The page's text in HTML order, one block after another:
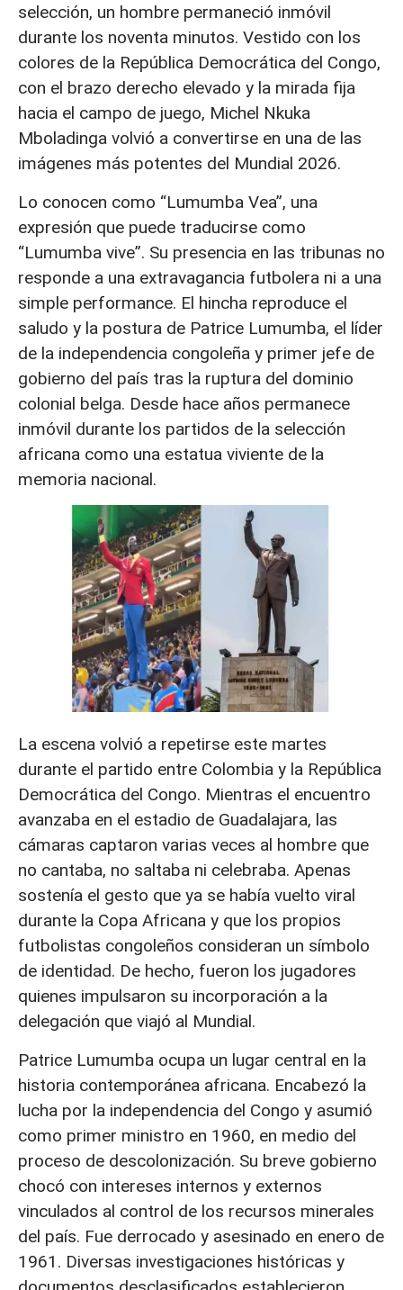
selección, un hombre permaneció inmóvil
durante los noventa minutos. Vestido con los
colores de la República Democrática del Congo,
con el brazo derecho elevado y la mirada fija
hacia el campo de juego, Michel Nkuka
Mboladinga volvió a convertirse en una de las
imágenes más potentes del Mundial 2026.
Lo conocen como “Lumumba Vea”, una
expresión que puede traducirse como
“Lumumba vive”. Su presencia en las tribunas no
responde a una extravagancia futbolera ni a una
simple performance. El hincha reproduce el
saludo y la postura de Patrice Lumumba, el líder
de la independencia congoleña y primer jefe de
gobierno del país tras la ruptura del dominio
colonial belga. Desde hace años permanece
inmóvil durante los partidos de la selección
africana como una estatua viviente de la
memoria nacional.
La escena volvió a repetirse este martes
durante el partido entre Colombia y la República
Democrática del Congo. Mientras el encuentro
avanzaba en el estadio de Guadalajara, las
cámaras captaron varias veces al hombre que
no cantaba, no saltaba ni celebraba. Apenas
sostenía el gesto que ya se había vuelto viral
durante la Copa Africana y que los propios
futbolistas congoleños consideran un símbolo
de identidad. De hecho, fueron los jugadores
quienes impulsaron su incorporación a la
delegación que viajó al Mundial.
Patrice Lumumba ocupa un lugar central en la
historia contemporánea africana. Encabezó la
lucha por la independencia del Congo y asumió
como primer ministro en 1960, en medio del
proceso de descolonización. Su breve gobierno
chocó con intereses internos y externos
vinculados al control de los recursos minerales
del país. Fue derrocado y asesinado en enero de
1961. Diversas investigaciones históricas y